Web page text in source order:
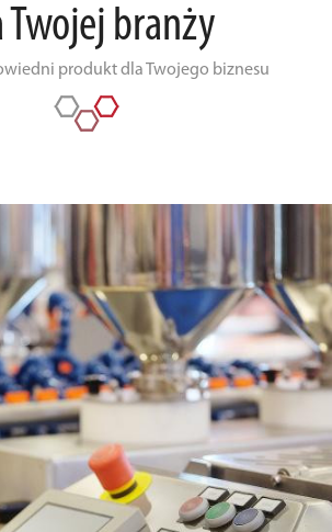
Twojej branży
produkt dla Twojego biznesu